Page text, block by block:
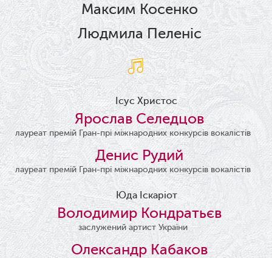
Максим Косенко
Людмила Пеленіс
Ісус Христос
Ярослав Селедцов
лауреат премій Гран-прі міжнародних конкурсів вокалістів
Денис Рудий
лауреат премій Гран-прі міжнародних конкурсів вокалістів
Юда Іскаріот
Володимир Кондратьєв
заслужений артист України
Олександр Кабаков